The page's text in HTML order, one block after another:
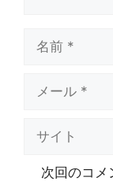
次回のコメ